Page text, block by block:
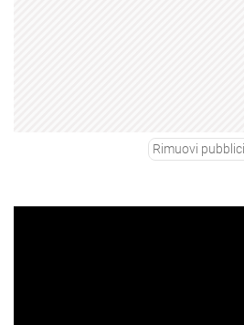
Rimuovi